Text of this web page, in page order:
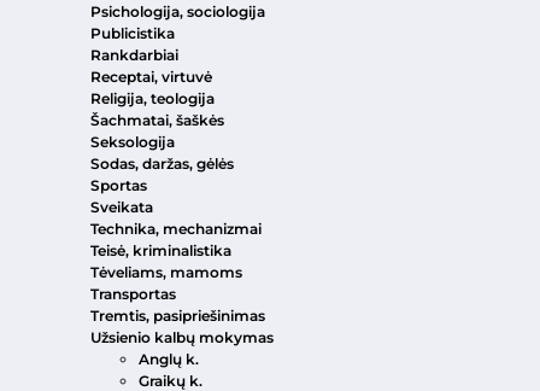
Psichologija, sociologija
Publicistika
Rankdarbiai
Receptai, virtuvė
Religija, teologija
Šachmatai, šaškės
Seksologija
Sodas, daržas, gėlės
Sportas
Sveikata
Technika, mechanizmai
Teisė, kriminalistika
Tėveliams, mamoms
Transportas
Tremtis, pasipriešinimas
Užsienio kalbų mokymas
Anglų k.
Graikų k.